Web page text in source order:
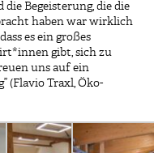
die Begeisterung, die die
haben war wirklich
es ein großes
gibt, sich zu
uns auf ein
(Flavio Traxl, Öko-